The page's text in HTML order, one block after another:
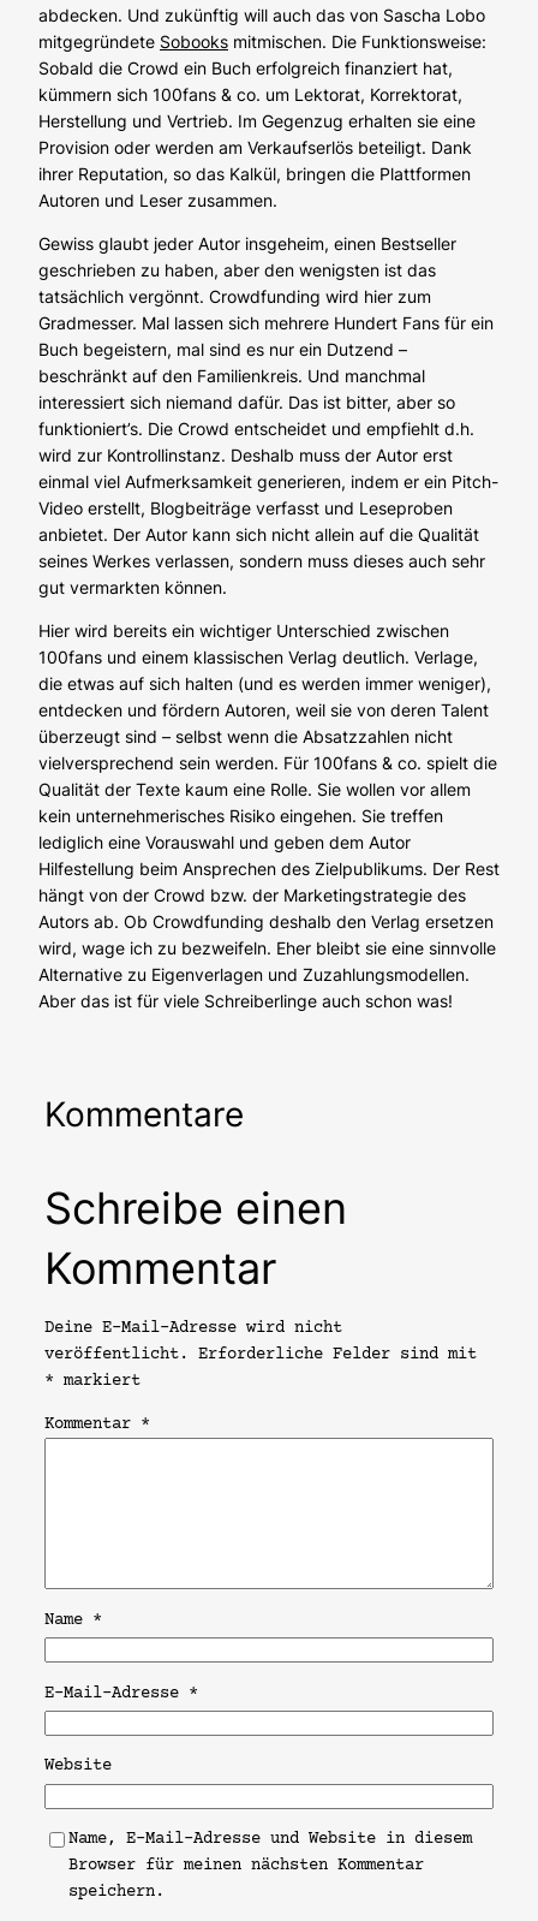
abdecken. Und zukünftig will auch das von Sascha Lobo
mitgegründete Sobooks mitmischen. Die Funktionsweise:
Sobald die Crowd ein Buch erfolgreich finanziert hat,
kümmern sich 100fans & co. um Lektorat, Korrektorat,
Herstellung und Vertrieb. Im Gegenzug erhalten sie eine
Provision oder werden am Verkaufserlös beteiligt. Dank
ihrer Reputation, so das Kalkül, bringen die Plattformen
Autoren und Leser zusammen.
Gewiss glaubt jeder Autor insgeheim, einen Bestseller
geschrieben zu haben, aber den wenigsten ist das
tatsächlich vergönnt. Crowdfunding wird hier zum
Gradmesser. Mal lassen sich mehrere Hundert Fans für ein
Buch begeistern, mal sind es nur ein Dutzend –
beschränkt auf den Familienkreis. Und manchmal
interessiert sich niemand dafür. Das ist bitter, aber so
funktioniert’s. Die Crowd entscheidet und empfiehlt d.h.
wird zur Kontrollinstanz. Deshalb muss der Autor erst
einmal viel Aufmerksamkeit generieren, indem er ein Pitch-
Video erstellt, Blogbeiträge verfasst und Leseproben
anbietet. Der Autor kann sich nicht allein auf die Qualität
seines Werkes verlassen, sondern muss dieses auch sehr
gut vermarkten können.
Hier wird bereits ein wichtiger Unterschied zwischen
100fans und einem klassischen Verlag deutlich. Verlage,
die etwas auf sich halten (und es werden immer weniger),
entdecken und fördern Autoren, weil sie von deren Talent
überzeugt sind – selbst wenn die Absatzzahlen nicht
vielversprechend sein werden. Für 100fans & co. spielt die
Qualität der Texte kaum eine Rolle. Sie wollen vor allem
kein unternehmerisches Risiko eingehen. Sie treffen
lediglich eine Vorauswahl und geben dem Autor
Hilfestellung beim Ansprechen des Zielpublikums. Der Rest
hängt von der Crowd bzw. der Marketingstrategie des
Autors ab. Ob Crowdfunding deshalb den Verlag ersetzen
wird, wage ich zu bezweifeln. Eher bleibt sie eine sinnvolle
Alternative zu Eigenverlagen und Zuzahlungsmodellen.
Aber das ist für viele Schreiberlinge auch schon was!
Kommentare
Schreibe einen
Kommentar
Deine E-Mail-Adresse wird nicht
veröffentlicht.
Erforderliche Felder sind mit
* markiert
Kommentar *
Name *
E-Mail-Adresse *
Website
Name, E-Mail-Adresse und Website in diesem
Browser für meinen nächsten Kommentar
speichern.